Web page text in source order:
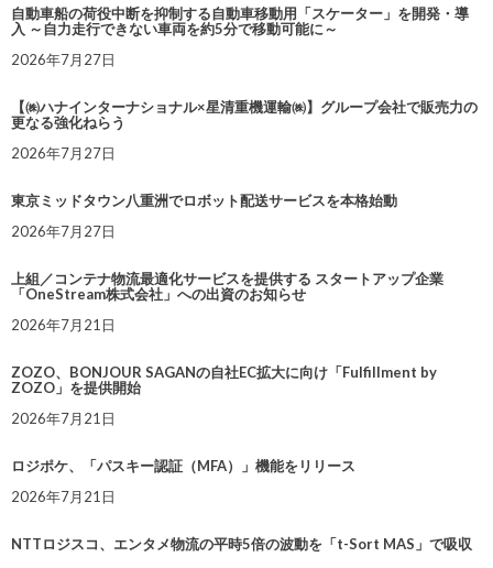
自動車船の荷役中断を抑制する自動車移動用「スケーター」を開発・導
入 ～自力走行できない車両を約5分で移動可能に～
2026年7月27日
【㈱ハナインターナショナル×星清重機運輸㈱】グループ会社で販売力の
更なる強化ねらう
2026年7月27日
東京ミッドタウン八重洲でロボット配送サービスを本格始動
2026年7月27日
上組／コンテナ物流最適化サービスを提供する スタートアップ企業
「OneStream株式会社」への出資のお知らせ
2026年7月21日
ZOZO、BONJOUR SAGANの自社EC拡大に向け「Fulfillment by
ZOZO」を提供開始
2026年7月21日
ロジポケ、「パスキー認証（MFA）」機能をリリース
2026年7月21日
NTTロジスコ、エンタメ物流の平時5倍の波動を「t-Sort MAS」で吸収